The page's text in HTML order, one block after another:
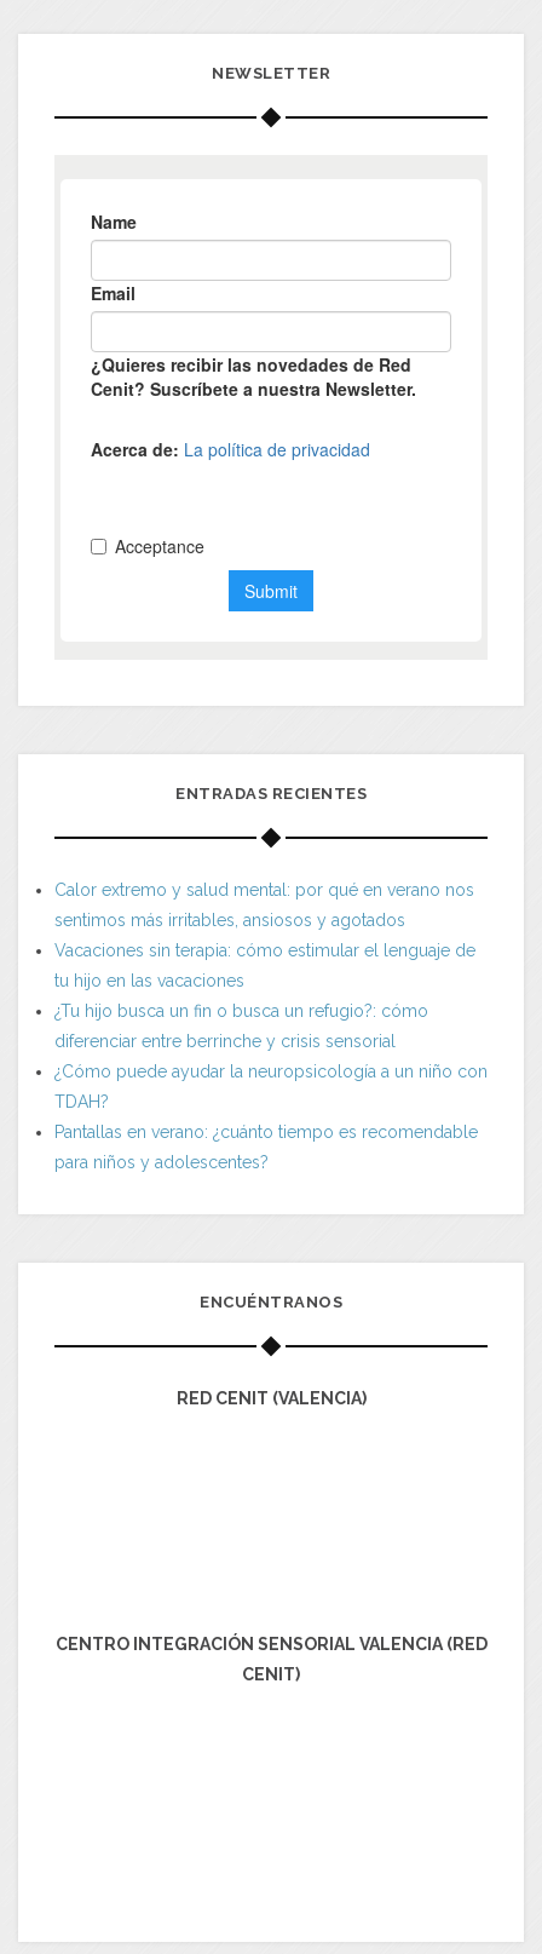
NEWSLETTER
ENTRADAS RECIENTES
Calor extremo y salud mental: por qué en verano nos
sentimos más irritables, ansiosos y agotados
Vacaciones sin terapia: cómo estimular el lenguaje de
tu hijo en las vacaciones
¿Tu hijo busca un fin o busca un refugio?: cómo
diferenciar entre berrinche y crisis sensorial
¿Cómo puede ayudar la neuropsicología a un niño con
TDAH?
Pantallas en verano: ¿cuánto tiempo es recomendable
para niños y adolescentes?
ENCUÉNTRANOS
RED CENIT (VALENCIA)
CENTRO INTEGRACIÓN SENSORIAL VALENCIA (RED
CENIT)